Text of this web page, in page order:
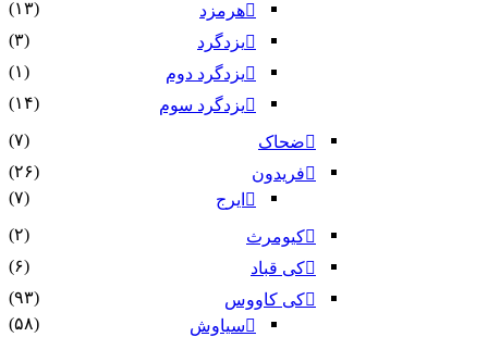
هرمزد
(۱۳)
یزدگرد
(۳)
یزدگرد دوم
(۱)
یزدگرد سوم
(۱۴)
ضحاک
(۷)
فریدون
(۲۶)
ایرج
(۷)
کیومرث
(۲)
کی قباد
(۶)
کی کاووس
(۹۳)
سیاوش
(۵۸)